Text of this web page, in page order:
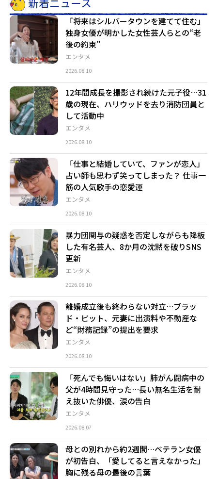
エンタメ
「将来はシルバータウンを建てて住む」
独身女優が明かした女性芸人らとの“老
後の約束”
2026.08.10
エンタメ
12年間成長を撮影され続けた元子役…31
歳の現在、ハリウッドを去り消防団員と
して活動中
2026.08.10
エンタメ
「仕事と結婚していて、ファンが恋人」
占い師も思わず笑ってしまった？ 仕事一
筋の人気歌手の恋愛運
2026.08.10
エンタメ
暴力団関与の疑惑を否定しながらも降板
した有名芸人、8か月の沈黙を破りSNS
更新
2026.08.10
エンタメ
離婚成立後も終わらない対立…ブラッ
ド・ピット、元妻に出演料や不動産な
ど“財務記録”の提出を要求
2026.08.10
エンタメ
「死んでも悔いはない」肺がん闘病中の
父が4時間見守った…長い無名生活を耐
え抜いた俳優、涙の告白
2026.08.07
母との別れから約2週間…ベテラン女優
が初告白、「愛してると言えなかった」
胸に残る母の最後の言葉